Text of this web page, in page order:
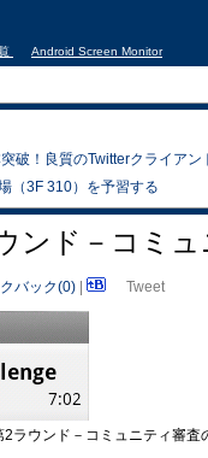
Android Screen Monitor
破！良質のTwitterクライアン
（3F 310）を予習する
ンド－コミ
バック(0) Tweet
ウンド－コミュニティ審査